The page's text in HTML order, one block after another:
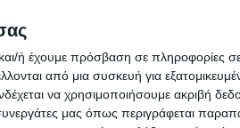
ή έχουμε πρόσβαση σε πληροφορίες
από μια συσκευή για
να χρησιμοποιήσουμε ακριβή
μας όπως περιγράφεται